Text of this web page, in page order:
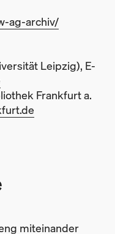
ag-archiv/
Leipzig), E-
Frankfurt a.
miteinander